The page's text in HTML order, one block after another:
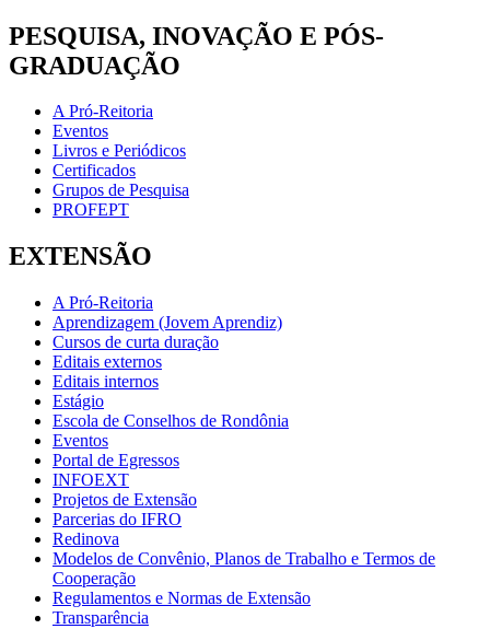
PESQUISA, INOVAÇÃO E PÓS-
GRADUAÇÃO
A Pró-Reitoria
Eventos
Livros e Periódicos
Certificados
Grupos de Pesquisa
PROFEPT
EXTENSÃO
A Pró-Reitoria
Aprendizagem (Jovem Aprendiz)
Cursos de curta duração
Editais externos
Editais internos
Estágio
Escola de Conselhos de Rondônia
Eventos
Portal de Egressos
INFOEXT
Projetos de Extensão
Parcerias do IFRO
Redinova
Modelos de Convênio, Planos de Trabalho e Termos de
Cooperação
Regulamentos e Normas de Extensão
Transparência